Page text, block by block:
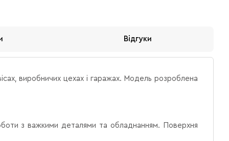
Відгуки
виробничих цехах і гаражах. Модель розроблена
з важкими деталями та обладнанням. Поверхня